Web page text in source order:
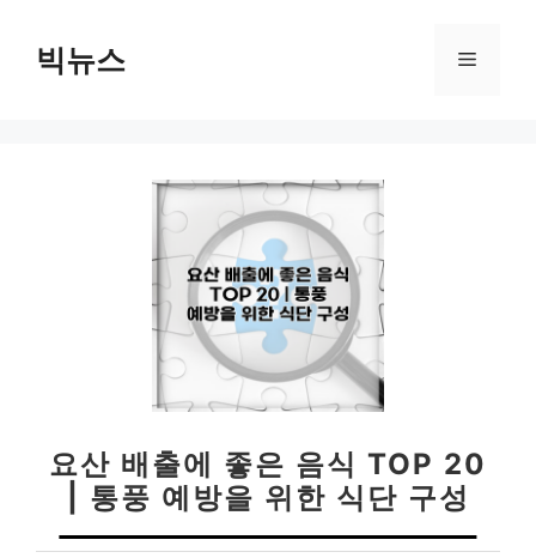
빅뉴스 메
요산 배출에 좋은 음식 TOP 20
| 통풍 예방을 위한 식단 구성